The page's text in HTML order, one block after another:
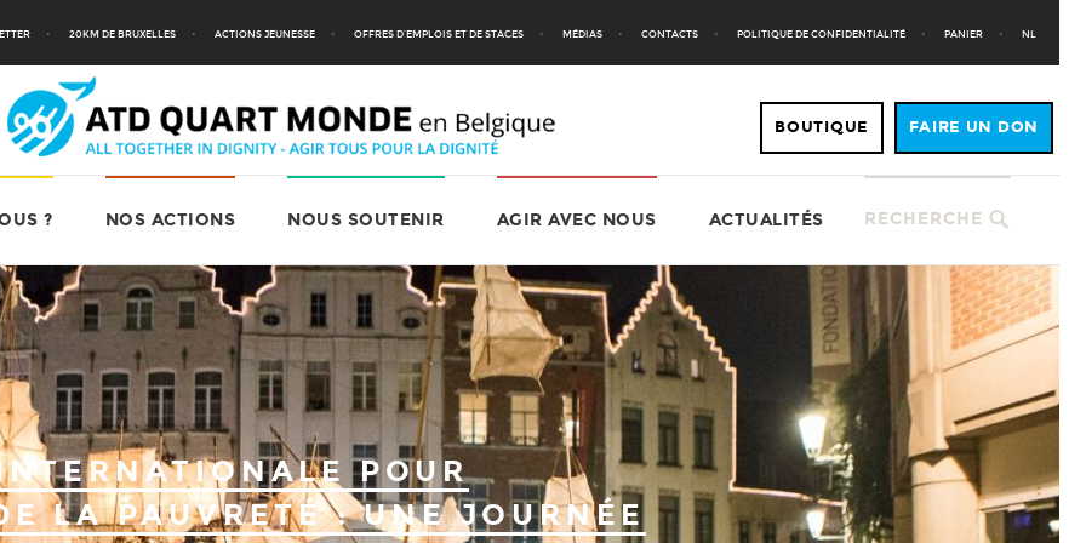
20KM DE BRUXELLES ACTIONS JEUNESSE OFFRES D’EMPLOIS ET DE STAGES MÉDIAS CONTACTS POLITIQUE DE CONFIDENTIALITÉ PANIER NL
RECHERCHE
? NOS ACTIONS NOUS SOUTENIR AGIR AVEC NOUS ACTUALITÉS
POUR
LA PAUVRETÉ : UNE JOURNÉE